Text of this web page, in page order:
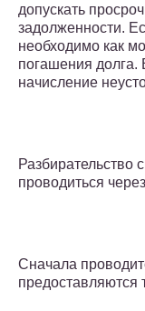
допускать
задолженности.
необходимо как
погашения долга.
начисление
Разбирательство
проводиться
Сначала
предоставляются